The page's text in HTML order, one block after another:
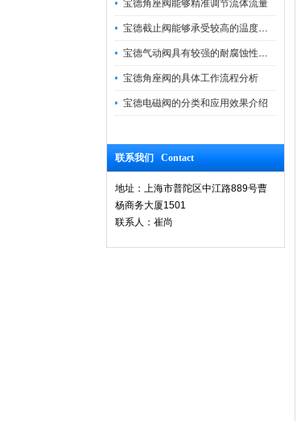
宝德角座阀能够精准调节流体流量
宝德截止阀能够承受较高的温度和压力
宝德气动阀具有较强的耐腐蚀性和抗震性
宝德角座阀的具体工作流程分析
宝德电磁阀的分类和应用效果介绍
联系我们 Contact
地址：上海市普陀区中江路889号曹
杨商务大厦1501
联系人：崔尚